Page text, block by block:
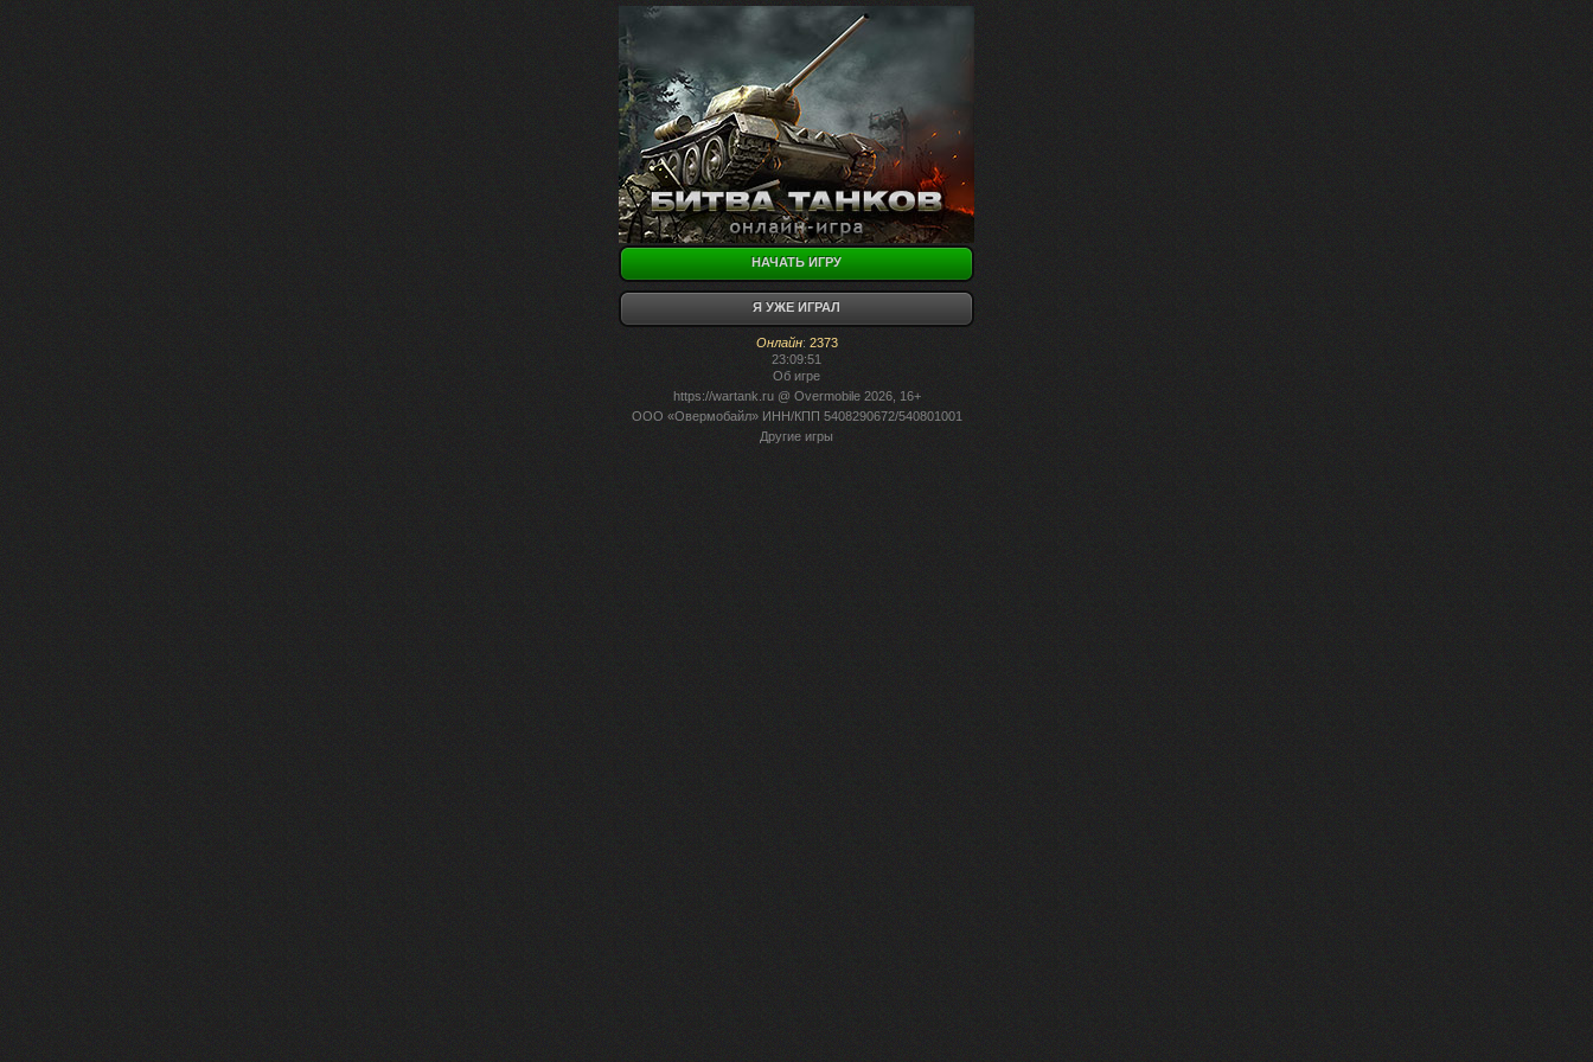
НАЧАТЬ ИГРУ
Я УЖЕ ИГРАЛ
Онлайн: 2373
23:09:51
Об игре
https://wartank.ru@ Overmobile 2026, 16+
ООО «Овермобайл» ИНН/КПП 5408290672/540801001
Другие игры